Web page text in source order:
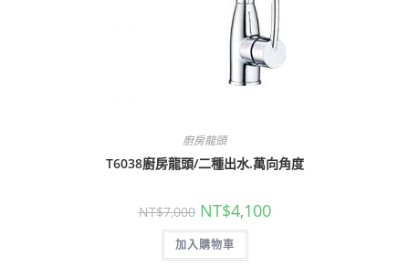
廚房龍頭
T6038廚房龍頭/二種出水.萬向角度
NT$7,000 原
始
價
格：
NT$7,000。
NT$4,100目
前
加入購物車